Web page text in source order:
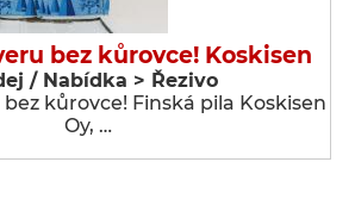
bez kůrovce! Koskisen
/ Nabídka > Řezivo
kůrovce! Finská pila Koskisen
Oy, …